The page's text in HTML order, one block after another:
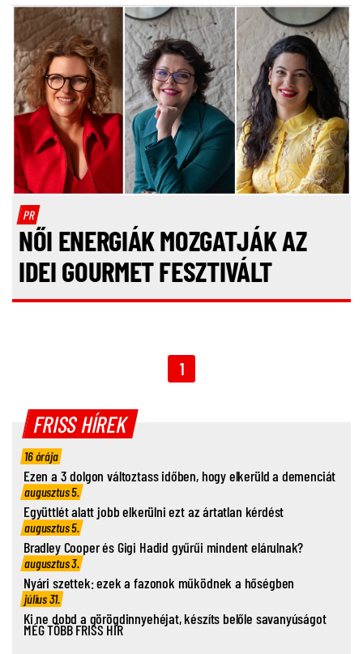
PR
NŐI ENERGIÁK MOZGATJÁK AZ
IDEI GOURMET FESZTIVÁLT
1
FRISS HÍREK
16 órája
Ezen a 3 dolgon változtass időben, hogy elkerüld a demenciát
augusztus 5.
Együttlét alatt jobb elkerülni ezt az ártatlan kérdést
augusztus 5.
Bradley Cooper és Gigi Hadid gyűrűi mindent elárulnak?
augusztus 3.
Nyári szettek: ezek a fazonok működnek a hőségben
július 31.
Ki ne dobd a görögdinnyehéjat, készíts belőle savanyúságot
MÉG TÖBB FRISS HÍR